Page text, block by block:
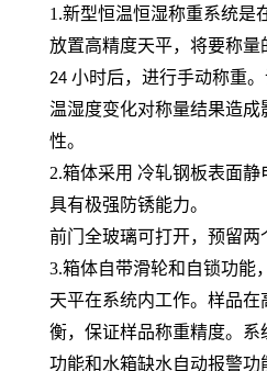
1.新型恒温恒湿称重系统是
放置高精度天平，将要称
24 小时后，进行手动称重
温湿度变化对称量结果造
性。
2.箱体采用 冷轧钢板表面静
具有极强防锈能力。
前门全玻璃可打开，预留两
3.箱体自带滑轮和自锁功能
天平在系统内工作。样品
衡，保证样品称重精度。
功能和水箱缺水自动报警